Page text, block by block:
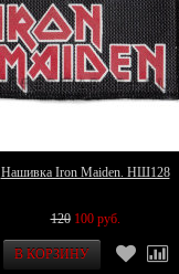
Нашивка Iron Maiden. НШ128
120 100 руб.